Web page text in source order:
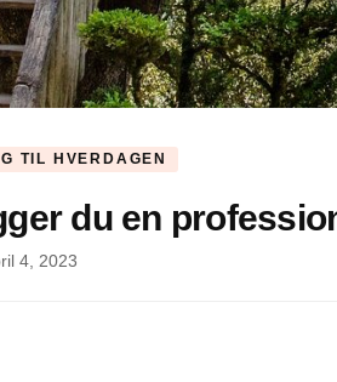
TIL HVERDAGEN
du en
4, 2023